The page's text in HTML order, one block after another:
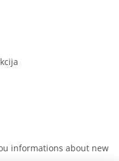
informations about new